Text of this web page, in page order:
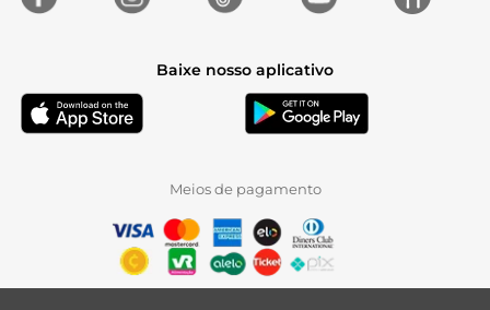
Baixe nosso aplicativo
Meios de pagamento